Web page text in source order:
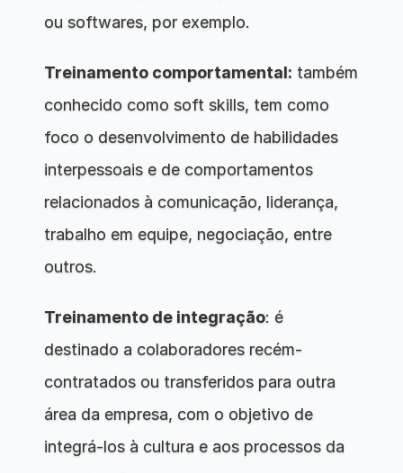
ou softwares, por exemplo.
Treinamento comportamental: também
conhecido como soft skills, tem como
foco o desenvolvimento de habilidades
interpessoais e de comportamentos
relacionados à comunicação, liderança,
trabalho em equipe, negociação, entre
outros.
Treinamento de integração: é
destinado a colaboradores recém-
contratados ou transferidos para outra
área da empresa, com o objetivo de
integrá-los à cultura e aos processos da